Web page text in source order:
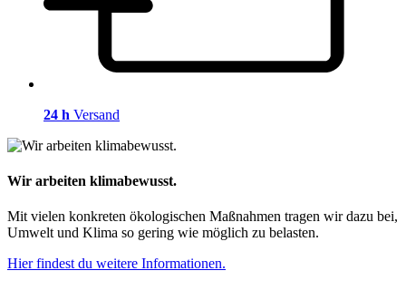
24 h Versand
Wir arbeiten klimabewusst.
Mit vielen konkreten ökologischen Maßnahmen tragen wir dazu bei,
Umwelt und Klima so gering wie möglich zu belasten.
Hier findest du weitere Informationen.